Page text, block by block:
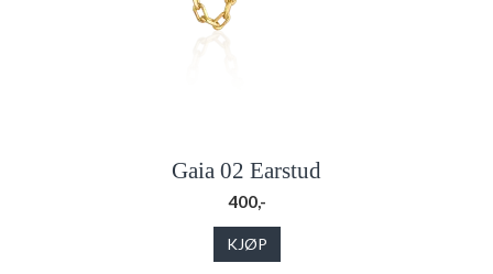
Gaia 02 Earstud
400,-
KJØP